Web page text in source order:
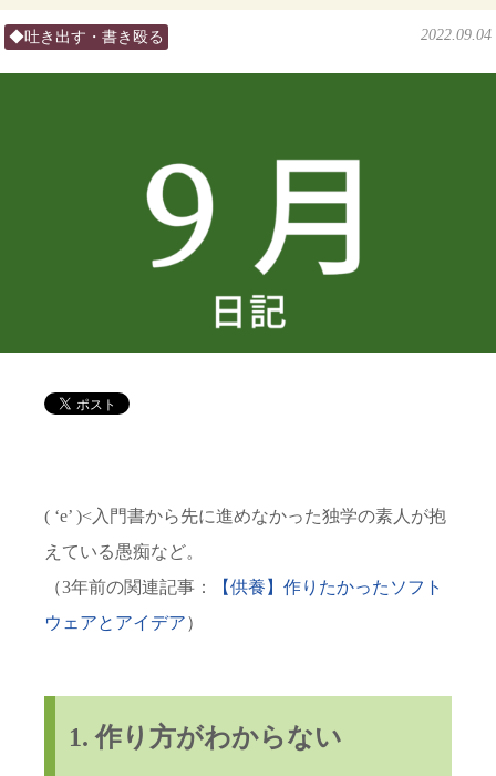
◆吐き出す・書き殴る 2022.09.04
( ‘e’ )<入門書から先に進めなかった独学の素人が抱
えている愚痴など。
（3年前の関連記事：
【供養】作りたかったソフト
ウェアとアイデア）
1. 作り方がわからない